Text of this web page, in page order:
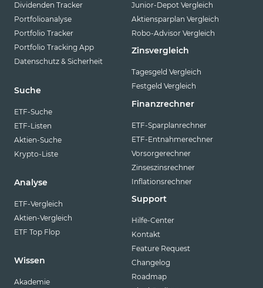
Dividenden Tracker
Portfolioanalyse
Portfolio Tracker
Portfolio Tracking App
Datenschutz & Sicherheit
Suche
ETF-Suche
ETF-Listen
Aktien-Suche
Krypto-Liste
Analyse
ETF-Vergleich
Aktien-Vergleich
ETF Top Flop
Wissen
Akademie
Junior-Depot Vergleich
Aktiensparplan Vergleich
Robo-Advisor Vergleich
Zinsvergleich
Tagesgeld Vergleich
Festgeld Vergleich
Finanzrechner
ETF-Sparplanrechner
ETF-Entnahmerechner
Vorsorgerechner
Zinseszinsrechner
Inflationsrechner
Support
Hilfe-Center
Kontakt
Feature Request
Changelog
Roadmap